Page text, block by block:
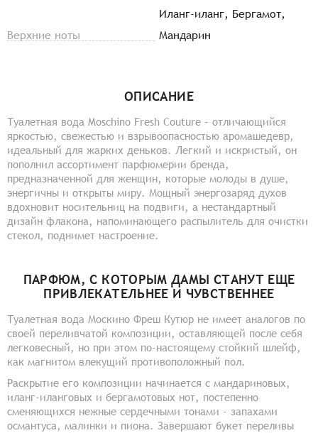
Верхние ноты
Иланг-иланг, Бергамот,
Мандарин
ОПИСАНИЕ
Туалетная вода Moschino Fresh Couture – отличающийся
яркостью, свежестью и взрывоопасностью аромашедевр,
идеальный для жарких деньков. Легкий и искристый, он
пополнил ассортимент парфюмерии бренда,
предназначенной для женщин, которые молоды в душе,
энергичны и открыты миру. Мощный энергозаряд духов
вдохновит носительниц на подвиги, а нестандартный
дизайн флакона, напоминающего распылитель для очистки
стекол, поднимет настроение.
ПАРФЮМ, С КОТОРЫМ ДАМЫ СТАНУТ ЕЩЕ
ПРИВЛЕКАТЕЛЬНЕЕ И ЧУВСТВЕННЕЕ
Туалетная вода Москино Фреш Кутюр не имеет аналогов по
своей переливчатой композиции, оставляющей после себя
легковесный, но при этом по-настоящему стойкий шлейф,
как магнитом влекущий противоположный пол.
Раскрытие его композиции начинается с мандариновых,
иланг-иланговых и бергамотовых нот, постепенно
сменяющихся нежные сердечными тонами - запахами
османтуса, малинки и пиона. Завершают букет переливы